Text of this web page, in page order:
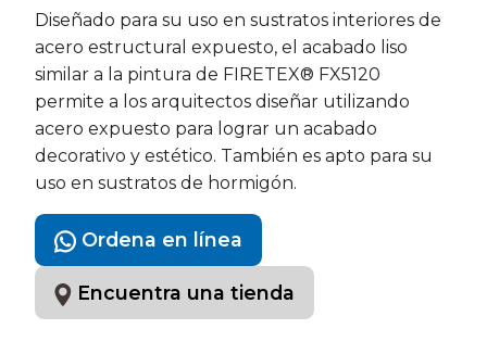
Diseñado para su uso en sustratos interiores de
acero estructural expuesto, el acabado liso
similar a la pintura de FIRETEX® FX5120
permite a los arquitectos diseñar utilizando
acero expuesto para lograr un acabado
decorativo y estético. También es apto para su
uso en sustratos de hormigón.
Ordena en línea
Encuentra una tienda